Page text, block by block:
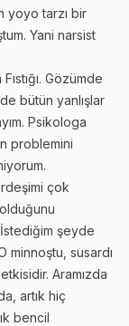
yoyo tarzı bir
Yani narsist
Gözümde
bütün yanlışlar
Psikologa
problemini
çok
İstediğim şeyde
minnoştu, susardı
Aramızda
artık hiç
bencil